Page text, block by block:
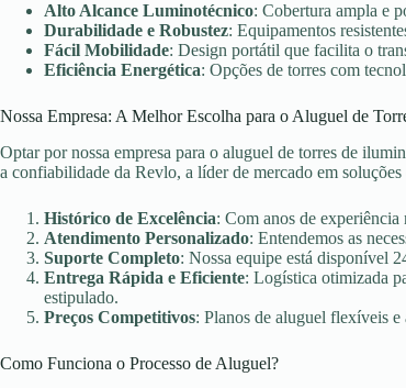
Alto Alcance Luminotécnico: Cobertura ampla e
Durabilidade e Robustez: Equipamentos
Fácil Mobilidade: Design portátil que facilita o
Eficiência Energética: Opções de torres com
Nossa Empresa: A Melhor Escolha para o Aluguel de
Optar por nossa empresa para o aluguel de torres de
a confiabilidade da Revlo, a líder de mercado em
Histórico de Excelência: Com anos de
Atendimento Personalizado: Entendemos as
Suporte Completo: Nossa equipe está disponível
Entrega Rápida e Eficiente: Logística otimizada
estipulado.
Preços Competitivos: Planos de aluguel flexíveis e
Como Funciona o Processo de Aluguel?